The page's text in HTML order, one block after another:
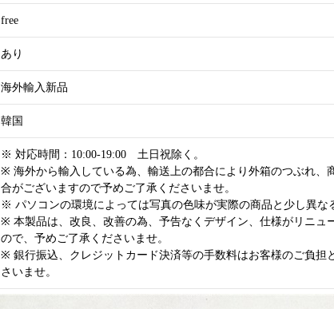
free
あり
海外輸入新品
韓国
※ 対応時間：10:00-19:00 土日祝除く。
※ 海外から輸入している為、輸送上の都合により外箱のつぶれ、
合がございますので予めご了承くださいませ。
※ パソコンの環境によっては写真の色味が実際の商品と少し異な
※ 本製品は、改良、改善の為、予告なくデザイン、仕様がリニュ
ので、予めご了承くださいませ。
※ 銀行振込、クレジットカード決済等の手数料はお客様のご負担
さいませ。